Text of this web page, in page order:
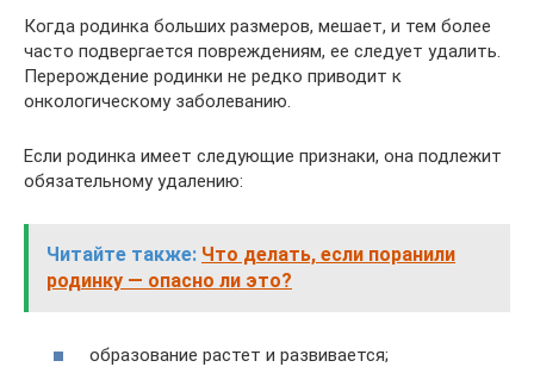
Когда родинка больших размеров, мешает, и тем более
часто подвергается повреждениям, ее следует удалить.
Перерождение родинки не редко приводит к
онкологическому заболеванию.
Если родинка имеет следующие признаки, она подлежит
обязательному удалению:
Читайте также: Что делать, если поранили
родинку — опасно ли это?
образование растет и развивается;